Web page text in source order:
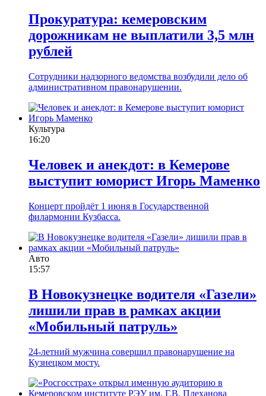
Прокуратура: кемеровским
дорожникам не выплатили 3,5 млн
рублей
Сотрудники надзорного ведомства возбудили дело об
административном правонарушении.
Культура
16:20
Человек и анекдот: в Кемерове
выступит юморист Игорь Маменко
Концерт пройдёт 1 июня в Государственной
филармонии Кузбасса.
Авто
15:57
В Новокузнецке водителя «Газели»
лишили прав в рамках акции
«Мобильный патруль»
24-летний мужчина совершил правонарушение на
Кузнецком мосту.